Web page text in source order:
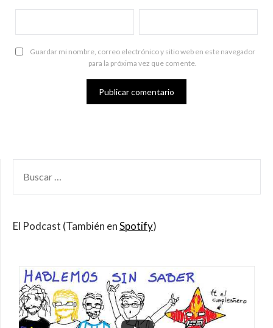
Guardar mi nombre, correo electrónico y sitio web en este navegador
para la próxima vez que comente.
POR:
El Podcast (También enSpotify)